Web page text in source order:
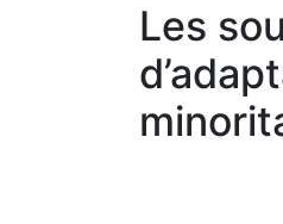
Les